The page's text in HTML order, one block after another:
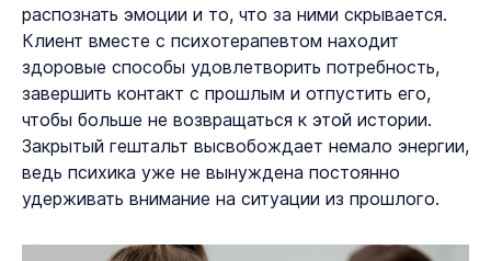
распознать эмоции и то, что за ними скрывается.
Клиент вместе с психотерапевтом находит
здоровые способы удовлетворить потребность,
завершить контакт с прошлым и отпустить его,
чтобы больше не возвращаться к этой истории.
Закрытый гештальт высвобождает немало энергии,
ведь психика уже не вынуждена постоянно
удерживать внимание на ситуации из прошлого.